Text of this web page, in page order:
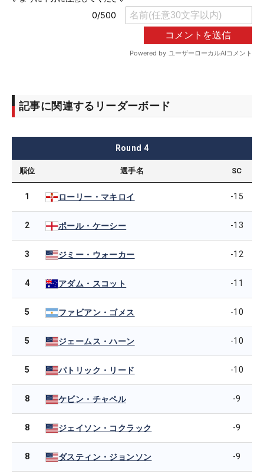
記事に関連するリーダーボード
Round 4
順位 選手名 SC
1 ローリー・マキロイ -15
2 ポール・ケーシー -13
3 ジミー・ウォーカー -12
4 アダム・スコット -11
5 ファビアン・ゴメス -10
5 ジェームス・ハーン -10
5 パトリック・リード -10
8 ケビン・チャペル -9
8 ジェイソン・コクラック -9
8 ダスティン・ジョンソン -9